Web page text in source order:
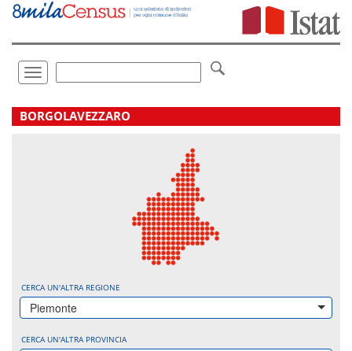
Vai
direttamente
Toggle
navigation
.
BORGOLAVEZZARO
CERCA UN'ALTRA REGIONE
Piemonte
CERCA UN'ALTRA PROVINCIA